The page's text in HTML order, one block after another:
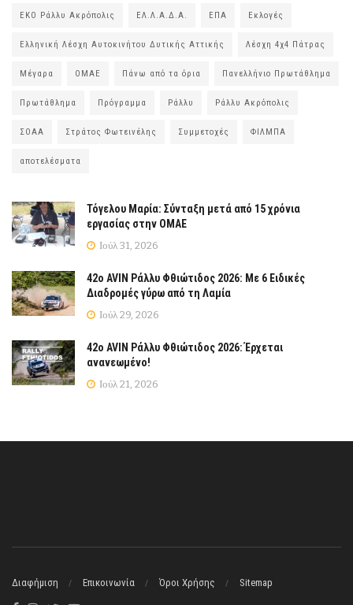
ΕΚΟ Ράλλυ Ακρόπολις ΕΛ.Λ.Α.Δ.Α. ΕΠΑ Εκλογές
Ελληνική Λέσχη Αυτοκινήτου Δυτικής Αττικής Λέσχη 4χ4 Πάτρας
Μέγαρα ΟΜΑΕ Πάνω από τα όρια Πανελλήνιο Πρωτάθλημα
Πρωτάθλημα Πρόγραμμα Ράλλυ Ράλλυ Ακρόπολις
ΣΟΑΑ Στράτος Φωτεινέλης Συμμετοχές ΦΙΛΜΠΑ
αποτελέσματα
Τόγελου Μαρία: Σύνταξη μετά από 15 χρόνια
εργασίας στην ΟΜΑΕ
Ιούλ 31, 2026
42ο AVIN Ράλλυ Φθιώτιδος 2026: Με 6 Ειδικές
Διαδρομές γύρω από τη Λαμία
Ιούλ 29, 2026
42ο AVIN Ράλλυ Φθιώτιδος 2026: Έρχεται
ανανεωμένο!
Ιούλ 21, 2026
Διαφήμιση Επικοινωνία Όροι Χρήσης Sitemap